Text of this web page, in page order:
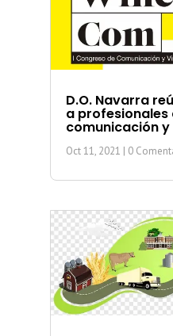
D.O. Navarra
a profesionales
comunicación y
Oct 11, 2021 | 0